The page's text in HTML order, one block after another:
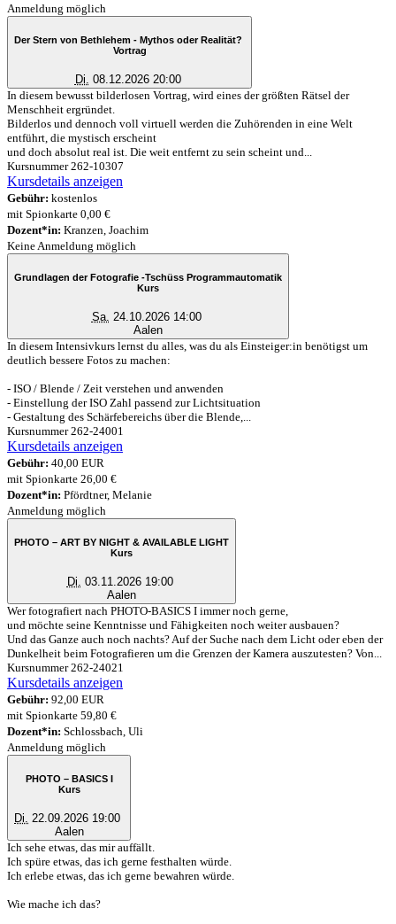
Anmeldung möglich
Der Stern von Bethlehem - Mythos oder Realität?
Vortrag
Di. 08.12.2026 20:00
In diesem bewusst bilderlosen Vortrag, wird eines der größten Rätsel der
Menschheit ergründet.
Bilderlos und dennoch voll virtuell werden die Zuhörenden in eine Welt
entführt, die mystisch erscheint
und doch absolut real ist. Die weit entfernt zu sein scheint und...
Kursnummer 262-10307
Kursdetails anzeigen
Gebühr: kostenlos
mit Spionkarte 0,00 €
Dozent*in: Kranzen, Joachim
Keine Anmeldung möglich
Grundlagen der Fotografie -Tschüss Programmautomatik
Kurs
Sa. 24.10.2026 14:00
Aalen
In diesem Intensivkurs lernst du alles, was du als Einsteiger:in benötigst um
deutlich bessere Fotos zu machen:
- ISO / Blende / Zeit verstehen und anwenden
- Einstellung der ISO Zahl passend zur Lichtsituation
- Gestaltung des Schärfebereichs über die Blende,...
Kursnummer 262-24001
Kursdetails anzeigen
Gebühr: 40,00 EUR
mit Spionkarte 26,00 €
Dozent*in: Pfördtner, Melanie
Anmeldung möglich
PHOTO – ART BY NIGHT & AVAILABLE LIGHT
Kurs
Di. 03.11.2026 19:00
Aalen
Wer fotografiert nach PHOTO-BASICS I immer noch gerne,
und möchte seine Kenntnisse und Fähigkeiten noch weiter ausbauen?
Und das Ganze auch noch nachts? Auf der Suche nach dem Licht oder eben der
Dunkelheit beim Fotografieren um die Grenzen der Kamera auszutesten? Von...
Kursnummer 262-24021
Kursdetails anzeigen
Gebühr: 92,00 EUR
mit Spionkarte 59,80 €
Dozent*in: Schlossbach, Uli
Anmeldung möglich
PHOTO – BASICS I
Kurs
Di.
22.09.2026 19:00
Aalen
Ich sehe etwas, das mir auffällt.
Ich spüre etwas, das ich gerne festhalten würde.
Ich erlebe etwas, das ich gerne bewahren würde.
Wie mache ich das?